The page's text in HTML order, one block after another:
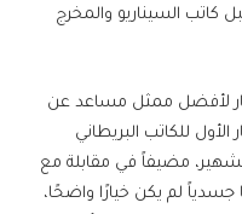
كاتب السيناريو والمخرج
لأفضل ممثل مساعد عن
الأول للكاتب البريطاني
مضيفاً في مقابلة مع
جسدياً لم يكن خيارًا واضحًا،